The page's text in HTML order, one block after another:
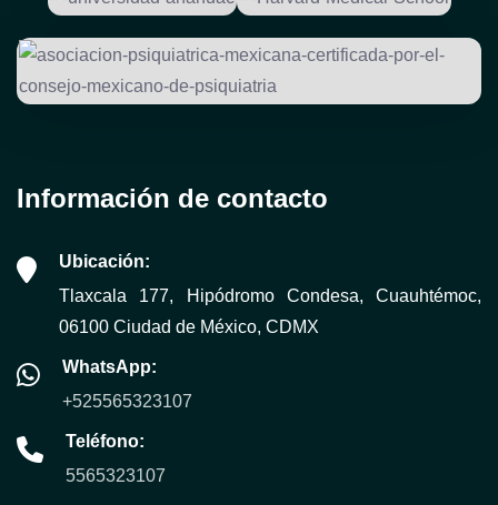
Información de contacto
Ubicación:
Tlaxcala 177, Hipódromo Condesa, Cuauhtémoc,
06100 Ciudad de México, CDMX
WhatsApp:
+525565323107
Teléfono:
5565323107